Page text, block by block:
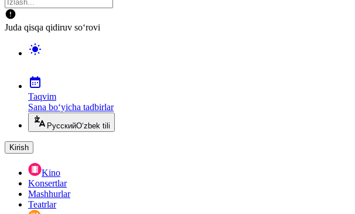
Juda qisqa qidiruv so‘rovi
Taqvim
Sana bo‘yicha tadbirlar
РусскийO‘zbek tili
Kirish
Kino
Konsertlar
Mashhurlar
Teatrlar